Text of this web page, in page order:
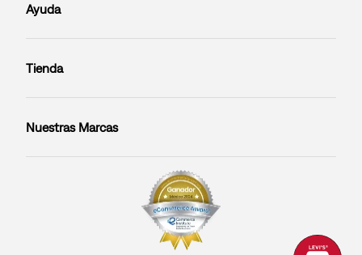
Ayuda
Tienda
Nuestras Marcas